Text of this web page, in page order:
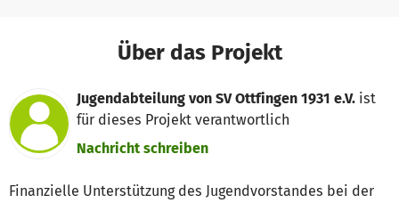
Über das Projekt
Jugendabteilung von SV Ottfingen 1931 e.V. ist
für dieses Projekt verantwortlich
Nachricht schreiben
Finanzielle Unterstützung des Jugendvorstandes bei der